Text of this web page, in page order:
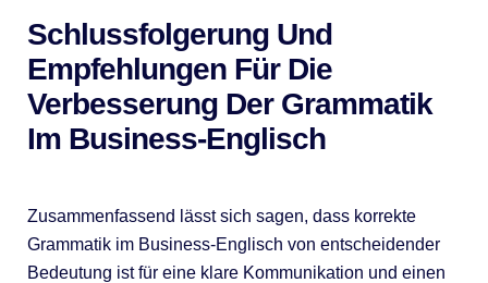
Schlussfolgerung Und
Empfehlungen Für Die
Verbesserung Der Grammatik
Im Business-Englisch
Zusammenfassend lässt sich sagen, dass korrekte
Grammatik im Business-Englisch von entscheidender
Bedeutung ist für eine klare Kommunikation und einen